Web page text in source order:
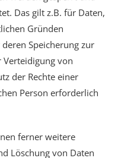
Das gilt z.B. für Daten,
Gründen
Speicherung zur
Verteidigung von
der Rechte einer
Person erforderlich
ferner weitere
Löschung von Daten